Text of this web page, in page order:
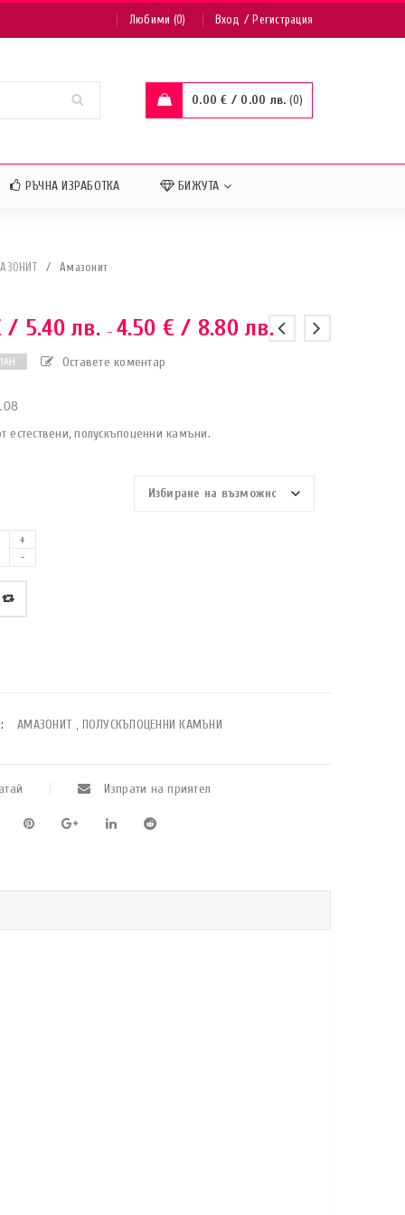
Любими (0) Вход /Регистрация
0.00€ / 0.00 лв. 0
РЪЧНА ИЗРАБОТКА БИЖУТА
/ Амазонит
/ 5.40 лв.– 4.50 € / 8.80 лв.
Оставете коментар
естествени, полускъпоценни камъни.
АМАЗОНИТ , ПОЛУСКЪПОЦЕННИ КАМЪНИ
Изпрати на приятел